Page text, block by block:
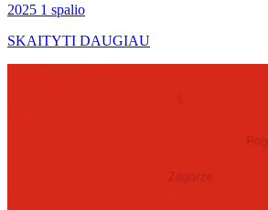
2025 1 spalio
SKAITYTI DAUGIAU